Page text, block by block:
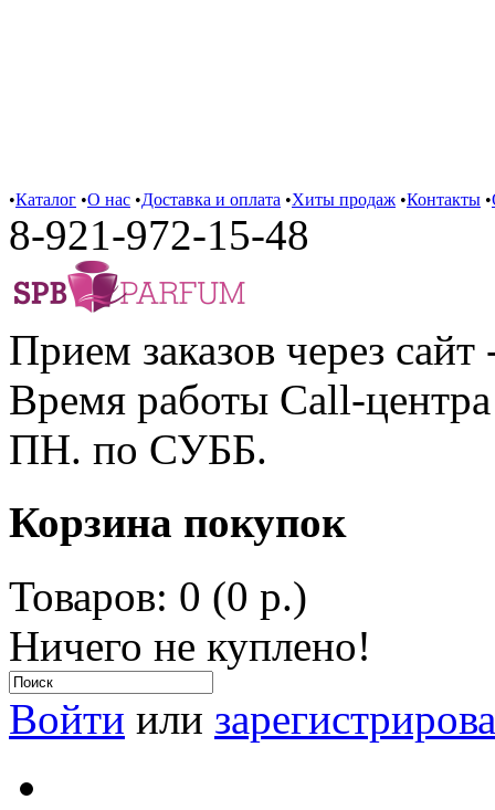
•Каталог •О нас •Доставка и оплата •Хиты продаж •Контакты •
8-921-972-15-48
Прием заказов через сайт
Время работы Call-
ПН. по СУББ.
Корзина покупок
Товаров: 0 (0 р.)
Ничего не куплено!
Войти или